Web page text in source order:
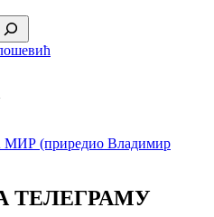
ТЕЛЕГРАМУ